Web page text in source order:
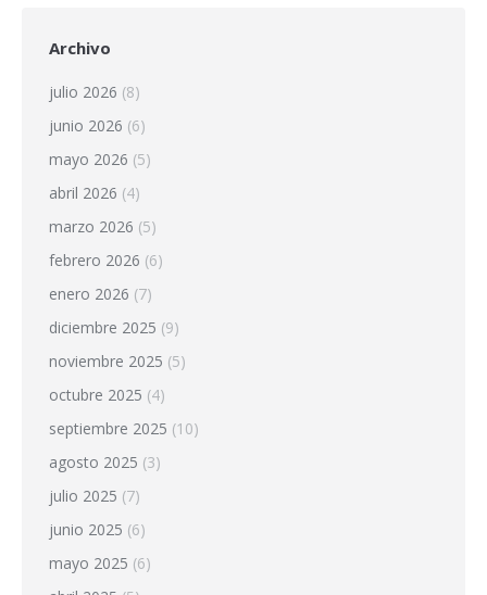
Archivo
julio 2026 (8)
junio 2026 (6)
mayo 2026 (5)
abril 2026 (4)
marzo 2026 (5)
febrero 2026 (6)
enero 2026 (7)
diciembre 2025 (9)
noviembre 2025 (5)
octubre 2025 (4)
septiembre 2025 (10)
agosto 2025 (3)
julio 2025 (7)
junio 2025 (6)
mayo 2025 (6)